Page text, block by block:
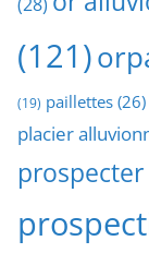
(121)
(19) paillettes (26)
placier
prospecter